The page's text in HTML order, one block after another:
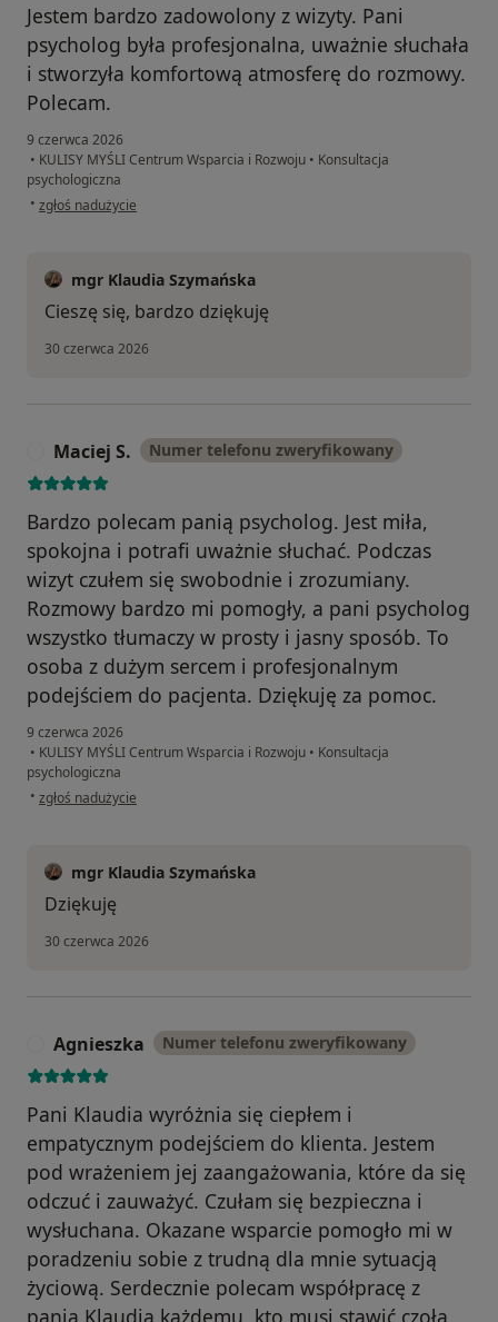
Jestem bardzo zadowolony z wizyty. Pani
psycholog była profesjonalna, uważnie słuchała
i stworzyła komfortową atmosferę do rozmowy.
Polecam.
9 czerwca 2026
• KULISY MYŚLI Centrum Wsparcia i Rozwoju • Konsultacja
psychologiczna
• w opinii użytkownika Piotr D
zgłoś nadużycie
mgr Klaudia Szymańska
Cieszę się, bardzo dziękuję
30 czerwca 2026
Maciej S. Numer telefonu zweryfikowany
Bardzo polecam panią psycholog. Jest miła,
spokojna i potrafi uważnie słuchać. Podczas
wizyt czułem się swobodnie i zrozumiany.
Rozmowy bardzo mi pomogły, a pani psycholog
wszystko tłumaczy w prosty i jasny sposób. To
osoba z dużym sercem i profesjonalnym
podejściem do pacjenta. Dziękuję za pomoc.
9 czerwca 2026
• KULISY MYŚLI Centrum Wsparcia i Rozwoju • Konsultacja
psychologiczna
• w opinii użytkownika Maciej S.
zgłoś nadużycie
mgr Klaudia Szymańska
Dziękuję
30 czerwca 2026
Agnieszka Numer telefonu zweryfikowany
Pani Klaudia wyróżnia się ciepłem i
empatycznym podejściem do klienta. Jestem
pod wrażeniem jej zaangażowania, które da się
odczuć i zauważyć. Czułam się bezpieczna i
wysłuchana. Okazane wsparcie pomogło mi w
poradzeniu sobie z trudną dla mnie sytuacją
życiową. Serdecznie polecam współpracę z
panią Klaudią każdemu, kto musi stawić czoła